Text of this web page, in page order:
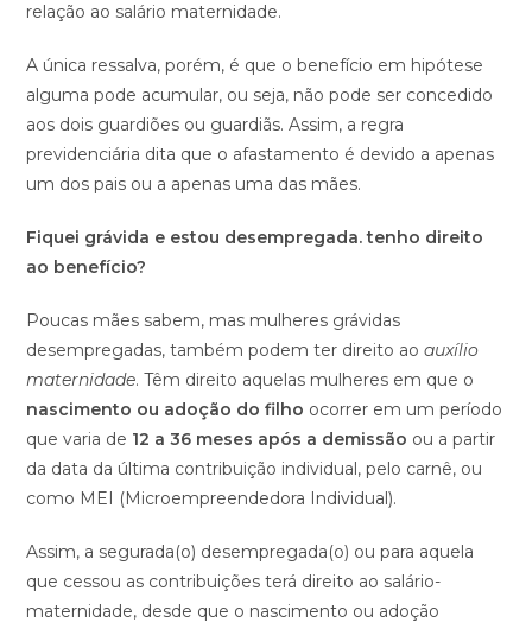
relação ao salário maternidade.
A única ressalva, porém, é que o benefício em hipótese
alguma pode acumular, ou seja, não pode ser concedido
aos dois guardiões ou guardiãs. Assim, a regra
previdenciária dita que o afastamento é devido a apenas
um dos pais ou a apenas uma das mães.
Fiquei grávida e estou desempregada. tenho direito
ao benefício?
Poucas mães sabem, mas mulheres grávidas
desempregadas, também podem ter direito aoauxílio
maternidade. Têm direito aquelas mulheres em que o
nascimento ou adoção do filho ocorrer em um período
que varia de 12 a 36 meses após a demissão ou a partir
da data da última contribuição individual, pelo carnê, ou
como MEI (Microempreendedora Individual).
Assim, a segurada(o) desempregada(o) ou para aquela
que cessou as contribuições terá direito ao salário-
maternidade, desde que o nascimento ou adoção